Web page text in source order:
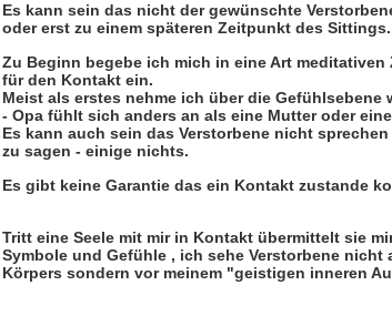
Es kann sein das nicht der gewünschte
oder erst zu einem späteren Zeitpunkt des Sittings.
Zu Beginn begebe ich mich in eine Art
für den Kontakt ein.
Meist als erstes nehme ich über die Gefühlsebene
- Opa fühlt sich anders an als eine Mutter oder
Es kann auch sein das Verstorbene nicht
zu sagen - einige nichts.
Es gibt keine Garantie das ein Kontakt zustande
Tritt eine Seele mit mir in Kontakt übermittelt sie
Symbole und Gefühle , ich sehe Verstorbene nicht
Körpers sondern vor meinem "geistigen inneren